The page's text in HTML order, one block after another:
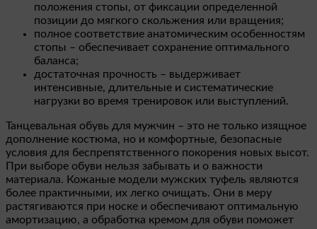
положения стопы, от фиксации определенной
позиции до мягкого скольжения или вращения;
полное соответствие анатомическим особенностям
стопы – обеспечивает сохранение оптимального
баланса;
достаточная прочность – выдерживает
интенсивные, длительные и систематические
нагрузки во время тренировок или выступлений.
Танцевальная обувь для мужчин – это не только изящное
дополнение костюма, но и комфортные, безопасные
условия для беспрепятственного покорения новых высот.
При выборе обуви нельзя забывать и о важности
материала. Кожаные модели мужских туфель являются
более практичными, их легко очищать. Они в меру
растягиваются при носке и обеспечивают оптимальную
амортизацию, а обработка кремом для обуви поможет